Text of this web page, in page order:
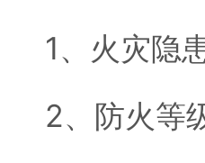
1、火灾隐
2、防火等